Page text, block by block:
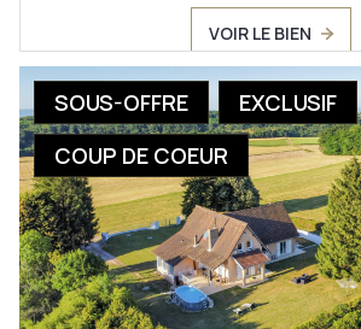
VOIR LE BIEN
SOUS-OFFRE
EXCLUSIF
COUP DE COEUR